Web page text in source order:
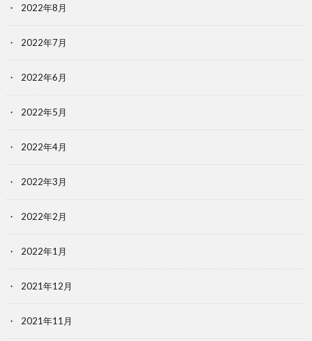
2022年8月
2022年7月
2022年6月
2022年5月
2022年4月
2022年3月
2022年2月
2022年1月
2021年12月
2021年11月